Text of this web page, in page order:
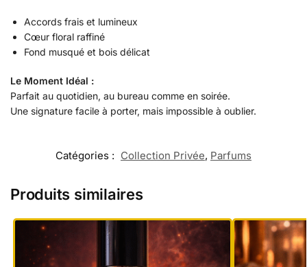
Accords frais et lumineux
Cœur floral raffiné
Fond musqué et bois délicat
Le Moment Idéal :
Parfait au quotidien, au bureau comme en soirée.
Une signature facile à porter, mais impossible à oublier.
Catégories : Collection Privée, Parfums
Produits similaires